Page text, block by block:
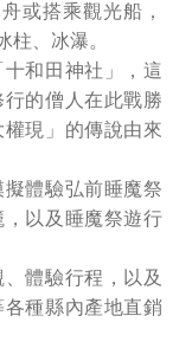
或搭乘觀光船，
柱、冰瀑。
和田神社」，這
的僧人在此戰勝
現」的傳說由來
體驗弘前睡魔祭
以及睡魔祭遊行
體驗行程，以及
種縣內產地直銷